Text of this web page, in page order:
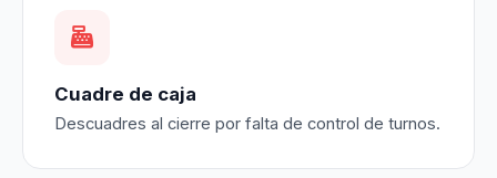
Cuadre de caja
Descuadres al cierre por falta de control de turnos.